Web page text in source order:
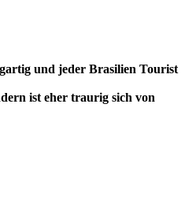
und jeder Brasilien Tourist
ist eher traurig sich von